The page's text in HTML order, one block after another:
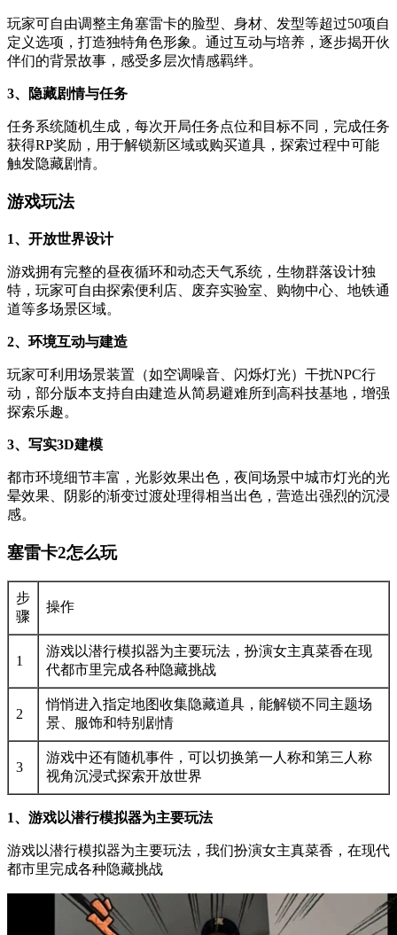
玩家可自由调整主角塞雷卡的脸型、身材、发型等超过50项自
定义选项，打造独特角色形象。通过互动与培养，逐步揭开伙
伴们的背景故事，感受多层次情感羁绊。
3、隐藏剧情与任务
任务系统随机生成，每次开局任务点位和目标不同，完成任务
获得RP奖励，用于解锁新区域或购买道具，探索过程中可能
触发隐藏剧情。
游戏玩法
1、开放世界设计
游戏拥有完整的昼夜循环和动态天气系统，生物群落设计独
特，玩家可自由探索便利店、废弃实验室、购物中心、地铁通
道等多场景区域。
2、环境互动与建造
玩家可利用场景装置（如空调噪音、闪烁灯光）干扰NPC行
动，部分版本支持自由建造从简易避难所到高科技基地，增强
探索乐趣。
3、写实3D建模
都市环境细节丰富，光影效果出色，夜间场景中城市灯光的光
晕效果、阴影的渐变过渡处理得相当出色，营造出强烈的沉浸
感。
塞雷卡2怎么玩
步
骤
操作
1
游戏以潜行模拟器为主要玩法，扮演女主真菜香在现
代都市里完成各种隐藏挑战
2
悄悄进入指定地图收集隐藏道具，能解锁不同主题场
景、服饰和特别剧情
3
游戏中还有随机事件，可以切换第一人称和第三人称
视角沉浸式探索开放世界
1、游戏以潜行模拟器为主要玩法
游戏以潜行模拟器为主要玩法，我们扮演女主真菜香，在现代
都市里完成各种隐藏挑战